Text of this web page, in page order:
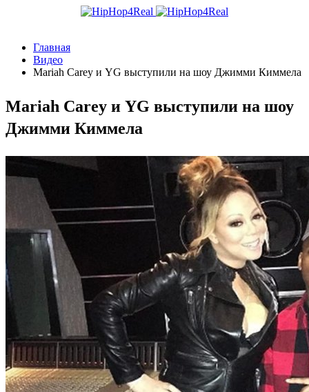
Главная
Видео
Mariah Carey и YG выступили на шоу Джимми Киммела
Mariah Carey и YG выступили на шоу
Джимми Киммела